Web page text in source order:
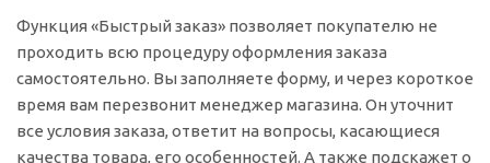
Функция «Быстрый заказ» позволяет покупателю не
проходить всю процедуру оформления заказа
самостоятельно. Вы заполняете форму, и через короткое
время вам перезвонит менеджер магазина. Он уточнит
все условия заказа, ответит на вопросы, касающиеся
качества товара, его особенностей. А также подскажет о